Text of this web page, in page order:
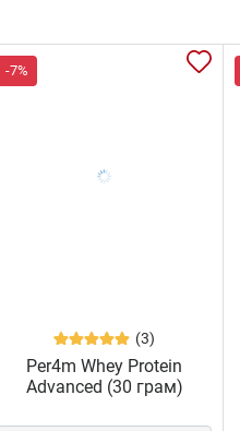
-7%
(3)
Per4m Whey Protein
Advanced (30 грам)